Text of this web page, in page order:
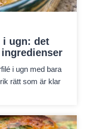
i ugn: det
i ugn med bara
rätt som är klar